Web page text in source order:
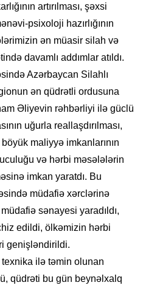
artırılması, şəxsi
psixoloji hazırlığının
ən müasir silah və
davamlı addımlar atıldı.
Azərbaycan Silahlı
ən qüdrətli ordusuna
Əliyevin rəhbərliyi ilə güclü
uğurla reallaşdırılması,
maliyyə imkanlarının
və hərbi məsələlərin
imkan yaratdı. Bu
müdafiə xərclərinə
sənayesi yaradıldı,
edildi, ölkəmizin hərbi
genişləndirildi.
ilə təmin olunan
qüdrəti bu gün beynəlxalq